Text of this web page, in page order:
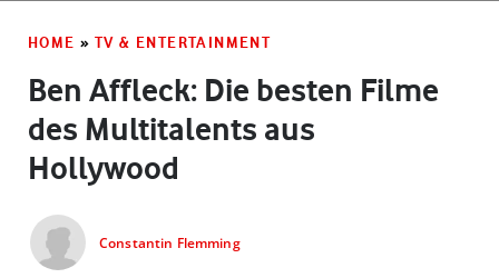
HOME » TV & ENTERTAINMENT
Ben Affleck: Die besten Filme
des Multitalents aus
Hollywood
Constantin Flemming